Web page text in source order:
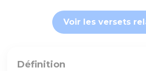
Voir les versets
Définition